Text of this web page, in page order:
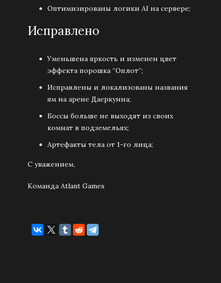
Оптимизированы логики AI на сервере;
Исправлено
Уменьшена яркость и изменен цвет
эффекта порошка “Оплот”;
Исправлены и локализованы названия
ям на арене Даеркунна;
Боссы больше не выходят из своих
комнат в подземельях;
Артефакты тела от 1-го лица;
С уважением,
Команда Atlant Games